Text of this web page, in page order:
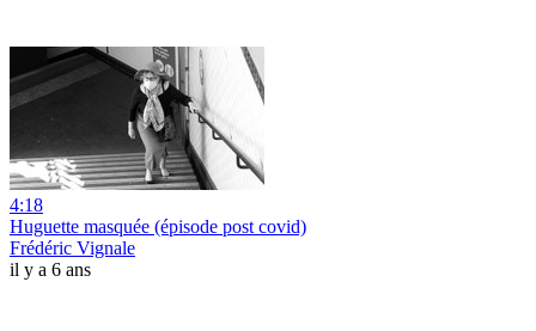
4:18
Huguette masquée (épisode post covid)
Frédéric Vignale
il y a 6 ans